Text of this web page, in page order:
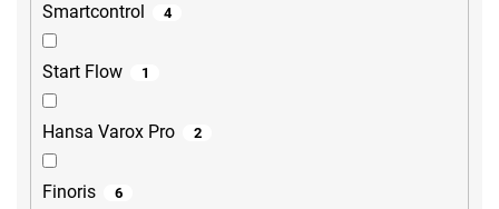
Smartcontrol 4
Start Flow 1
Hansa Varox Pro 2
Finoris 6